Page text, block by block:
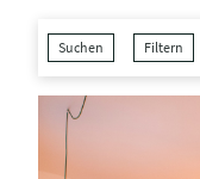
Suchen Filtern